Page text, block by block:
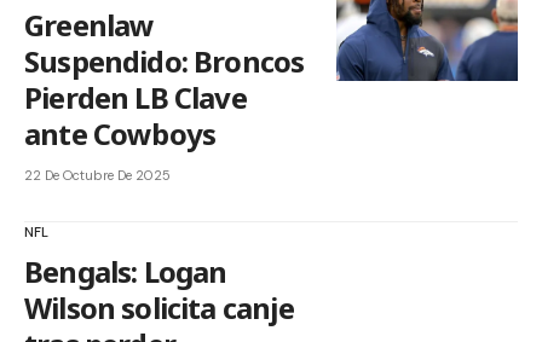
Greenlaw
Suspendido: Broncos
Pierden LB Clave
ante Cowboys
22 De Octubre De 2025
NFL
Bengals: Logan
Wilson solicita canje